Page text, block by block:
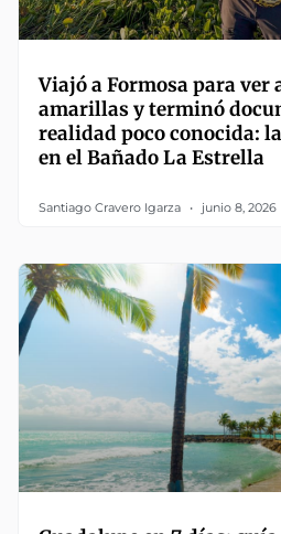
Viajó a Formosa para ver
amarillas y terminó
realidad poco conocida:
en el Bañado La Estrella
Santiago Cravero Igarza junio 8, 2026